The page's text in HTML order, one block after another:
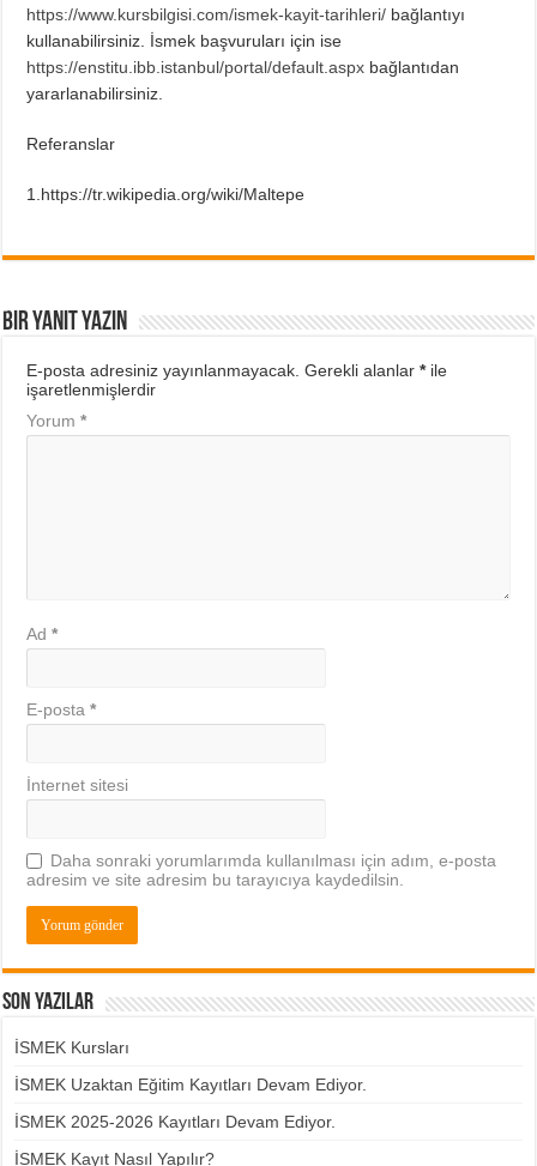
https://www.kursbilgisi.com/ismek-kayit-tarihleri/ bağlantıyı
kullanabilirsiniz. İsmek başvuruları için ise
https://enstitu.ibb.istanbul/portal/default.aspx bağlantıdan
yararlanabilirsiniz.
Referanslar
1.https://tr.wikipedia.org/wiki/Maltepe
Bir yanıt yazın
E-posta adresiniz yayınlanmayacak. Gerekli alanlar*ile
işaretlenmişlerdir
Yorum*
Ad*
E-posta*
İnternet sitesi
Daha sonraki yorumlarımda kullanılması için adım, e-posta
adresim ve site adresim bu tarayıcıya kaydedilsin.
Son Yazılar
İSMEK Kursları
İSMEK Uzaktan Eğitim Kayıtları Devam Ediyor.
İSMEK 2025-2026 Kayıtları Devam Ediyor.
İSMEK Kayıt Nasıl Yapılır?